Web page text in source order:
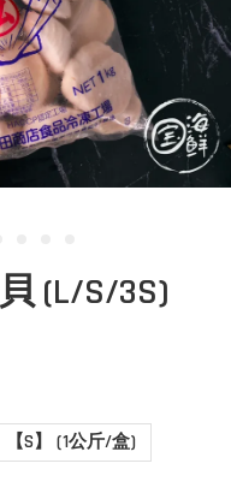
(L/S/3S)
【S】 (1公斤/盒)